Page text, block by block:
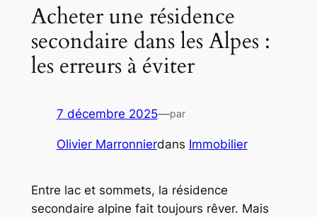
Acheter une résidence
secondaire dans les Alpes :
les erreurs à éviter
7 décembre 2025—par
Olivier Marronnierdans Immobilier
Entre lac et sommets, la résidence
secondaire alpine fait toujours rêver. Mais